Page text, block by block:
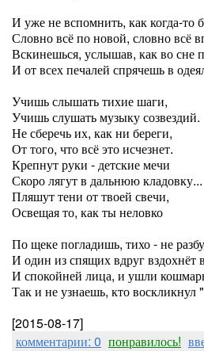
И уже не вспомнить, как когда-то
Словно всё по новой, словно всё
Вскинешься, услышав, как во сне
И от всех печалей спрячешь в
Учишь слышать тихие шаги,
Учишь слушать музыку созвездий.
Не сберечь их, как ни береги,
От того, что всё это исчезнет.
Крепнут руки - детские мечи
Скоро лягут в дальнюю кладовку...
Пляшут тени от твоей свечи,
Освещая то, как ты неловко
По щеке погладишь, тихо - не
И один из спящих вдруг вздохнёт
И спокойней лица, и ушли
Так и не узнаешь, кто воскликнул
[2015-08-17]
комментарии: 0 понравилось!